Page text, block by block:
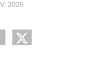
2025